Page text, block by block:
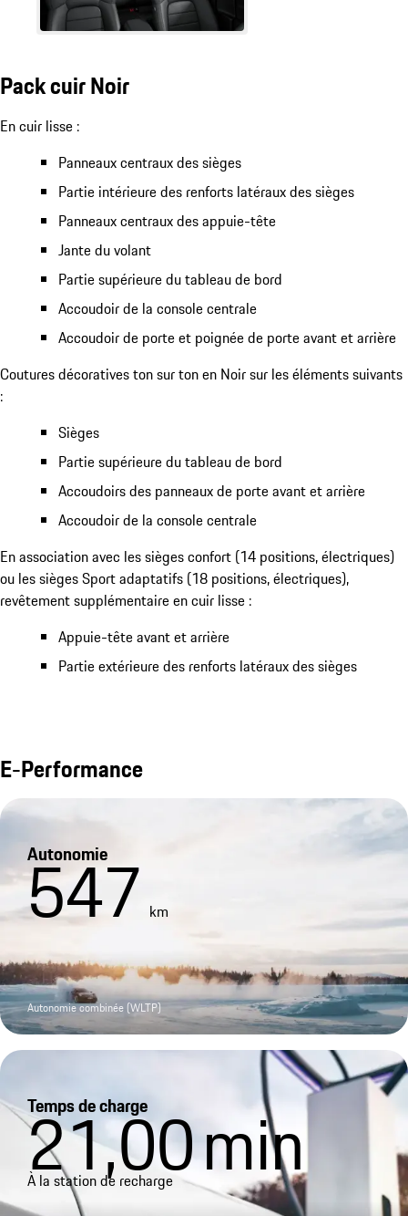
Pack cuir Noir
En cuir lisse :
Panneaux centraux des sièges
Partie intérieure des renforts latéraux des sièges
Panneaux centraux des appuie-tête
Jante du volant
Partie supérieure du tableau de bord
Accoudoir de la console centrale
Accoudoir de porte et poignée de porte avant et arrière
Coutures décoratives ton sur ton en Noir sur les éléments suivants
:
Sièges
Partie supérieure du tableau de bord
Accoudoirs des panneaux de porte avant et arrière
Accoudoir de la console centrale
En association avec les sièges confort (14 positions, électriques)
ou les sièges Sport adaptatifs (18 positions, électriques),
revêtement supplémentaire en cuir lisse :
Appuie-tête avant et arrière
Partie extérieure des renforts latéraux des sièges
E-Performance
Autonomie
547 km
Autonomie combinée (WLTP)
Temps de charge
21,00min
À la station de recharge